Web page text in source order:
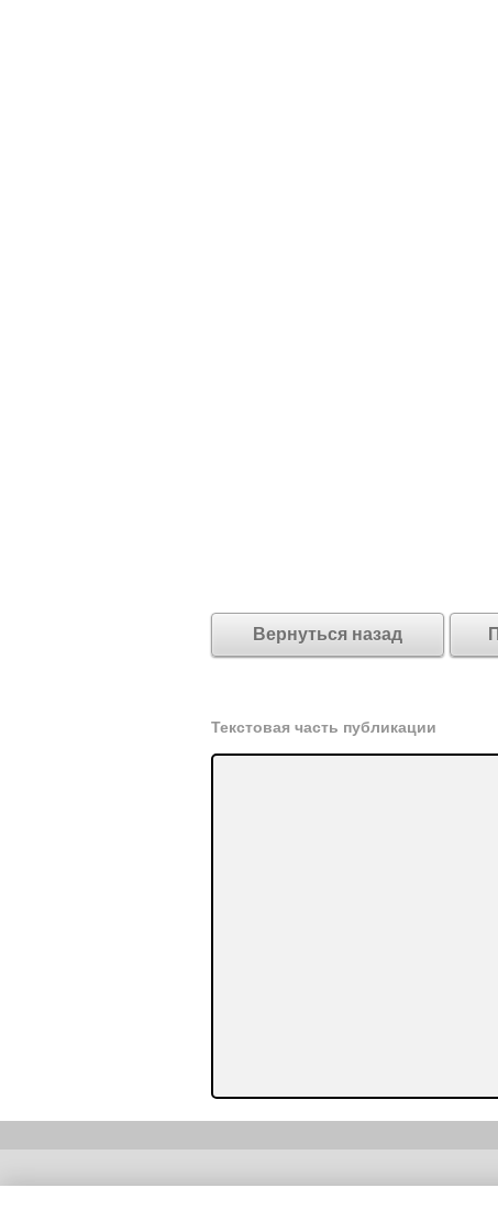
Вернуться назад
Текстовая часть публикации
Copyright (c) |